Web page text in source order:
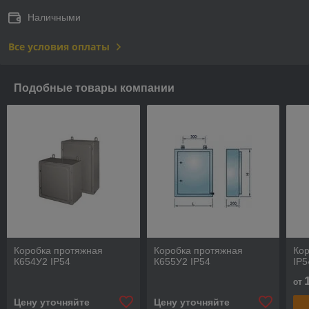
Наличными
Все условия оплаты
Подобные товары компании
Коробка протяжная
К654У2 IP54
Цену уточняйте
Коробка протяжная
К655У2 IP54
Цену уточняйте
от